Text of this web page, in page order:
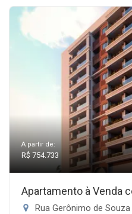
A partir de:
R$ 754.733
Apartamento à Venda
Rua Gerônimo de